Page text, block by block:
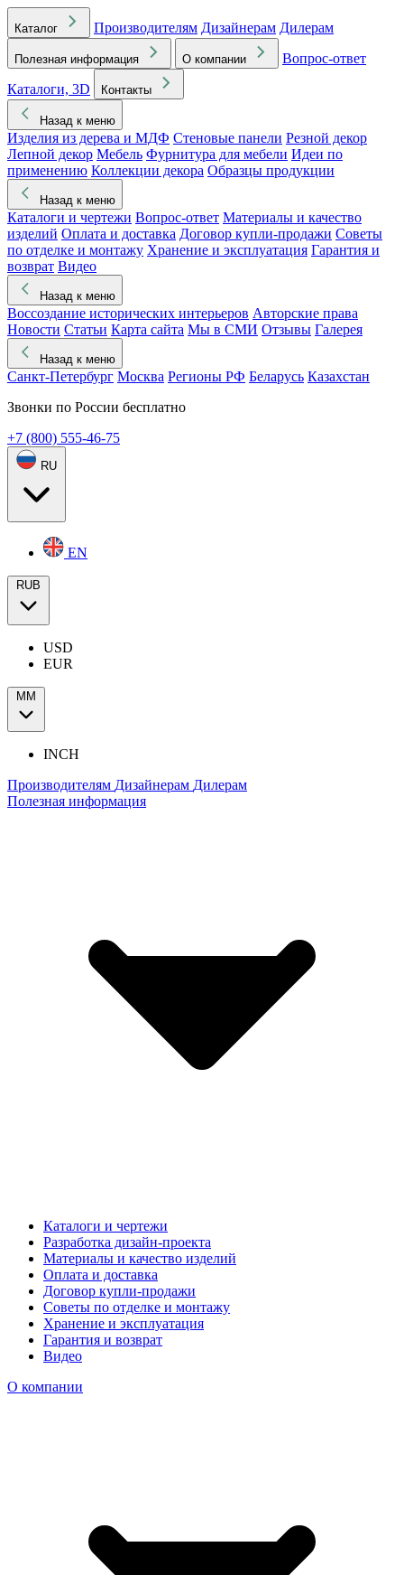
Каталог Производителям Дизайнерам Дилерам
Полезная информация О компании
Вопрос-ответ
Каталоги, 3D
Контакты
Назад к меню
Изделия из дерева и МДФ Стеновые панели Резной декор
Лепной декор Мебель Фурнитура для мебели Идеи по
применению Коллекции декора Образцы продукции
Назад к меню
Каталоги и чертежи Вопрос-ответ Материалы и качество
изделий Оплата и доставка Договор купли-продажи Советы
по отделке и монтажу Хранение и эксплуатация Гарантия и
возврат Видео
Назад к меню
Воссоздание исторических интерьеров Авторские права
Новости Статьи Карта сайта Мы в СМИ Отзывы Галерея
Назад к меню
Санкт-Петербург Москва Регионы РФ Беларусь Казахстан
Звонки по России бесплатно
+7 (800) 555-46-75
RU
EN
RUB
USD
EUR
ММ
INCH
Производителям Дизайнерам Дилерам
Полезная информация
Каталоги и чертежи
Разработка дизайн-проекта
Материалы и качество изделий
Оплата и доставка
Договор купли-продажи
Советы по отделке и монтажу
Хранение и эксплуатация
Гарантия и возврат
Видео
О компании